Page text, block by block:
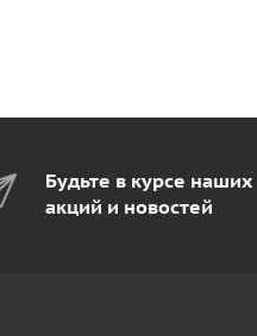
Будьте в курсе наших
акций и новостей